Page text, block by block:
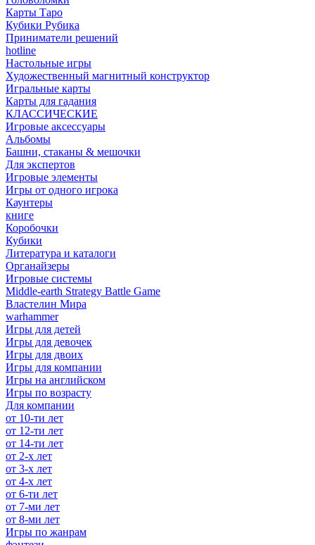
Карты Таро
Кубики Рубика
Приниматели решений
hotline
Настольные игры
Художественный магнитный конструктор
Игральные карты
Карты для гадания
КЛАССИЧЕСКИЕ
Игровые аксессуары
Альбомы
Башни, стаканы & мешочки
Для экспертов
Игровые элементы
Игры от одного игрока
Каунтеры
книге
Коробочки
Кубики
Литература и каталоги
Органайзеры
Игровые системы
Middle-earth Strategy Battle Game
Властелин Мира
warhammer
Игры для детей
Игры для девочек
Игры для двоих
Игры для компании
Игры на английском
Игры по возрасту
Для компании
от 10-ти лет
от 12-ти лет
от 14-ти лет
от 2-х лет
от 3-х лет
от 4-х лет
от 6-ти лет
от 7-ми лет
от 8-ми лет
Игры по жанрам